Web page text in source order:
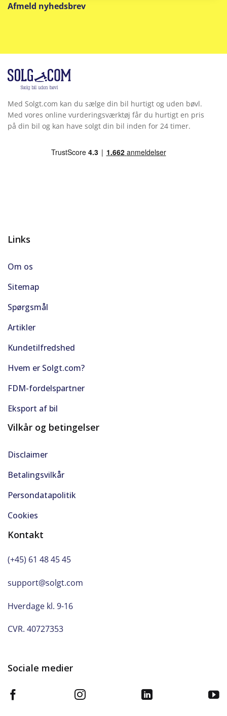
Afmeld nyhedsbrev
Med Solgt.com kan du sælge din bil hurtigt og uden bøvl.
Med vores online vurderingsværktøj får du hurtigt en pris
på din bil og kan have solgt din bil inden for 24 timer.
Links
Om os
Sitemap
Spørgsmål
Artikler
Kundetilfredshed
Hvem er Solgt.com?
FDM-fordelspartner
Eksport af bil
Vilkår og betingelser
Disclaimer
Betalingsvilkår
Persondatapolitik
Cookies
Kontakt
(+45) 61 48 45 45
support@solgt.com
Hverdage kl. 9-16
CVR. 40727353
Sociale medier